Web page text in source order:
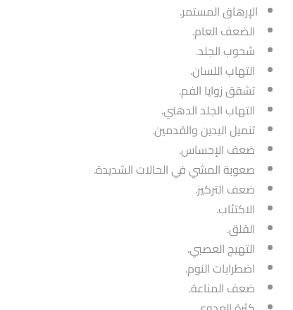
الإرهاق المستمر.
الضعف العام.
شحوب الجلد.
التهاب اللسان.
تشقق زوايا الفم.
التهاب الجلد الدهني.
تنميل اليدين والقدمين.
ضعف الإحساس.
صعوبة المشي في الحالات الشديدة.
ضعف التركيز.
الاكتئاب.
القلق.
التهيج العصبي.
اضطرابات النوم.
ضعف المناعة.